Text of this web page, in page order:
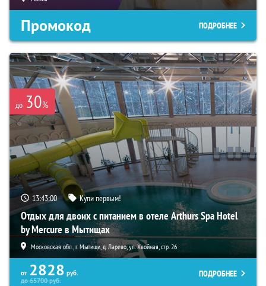
Промокод ПОДРОБНЕЕ
до 30%
13:42:59 Купи первым!
Отдых для двоих с питанием в отеле Arthurs Spa Hotel
by Mercure в Мытищах
Московская обл., г. Мытищи, д. Ларево, ул. Хвойная, стр. 26
от 2828 руб.
до65700руб.
ПОДРОБНЕЕ